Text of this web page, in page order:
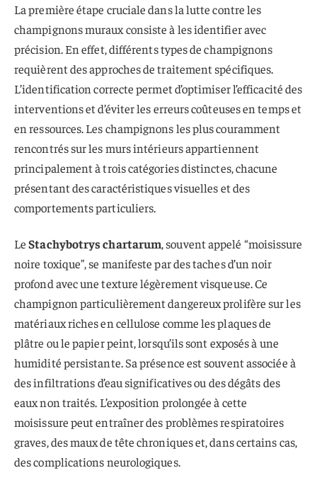
La première étape cruciale dans la lutte contre les
champignons muraux consiste à les identifier avec
précision. En effet, différents types de champignons
requièrent des approches de traitement spécifiques.
L’identification correcte permet d’optimiser l’efficacité des
interventions et d’éviter les erreurs coûteuses en temps et
en ressources. Les champignons les plus couramment
rencontrés sur les murs intérieurs appartiennent
principalement à trois catégories distinctes, chacune
présentant des caractéristiques visuelles et des
comportements particuliers.
LeStachybotrys chartarum, souvent appelé “moisissure
noire toxique”, se manifeste par des taches d’un noir
profond avec une texture légèrement visqueuse. Ce
champignon particulièrement dangereux prolifère sur les
matériaux riches en cellulose comme les plaques de
plâtre ou le papier peint, lorsqu’ils sont exposés à une
humidité persistante. Sa présence est souvent associée à
des infiltrations d’eau significatives ou des dégâts des
eaux non traités. L’exposition prolongée à cette
moisissure peut entraîner des problèmes respiratoires
graves, des maux de tête chroniques et, dans certains cas,
des complications neurologiques.